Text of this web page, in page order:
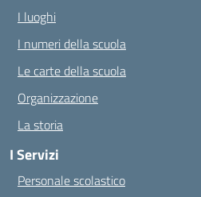
I luoghi
I numeri della scuola
Le carte della scuola
Organizzazione
La storia
I Servizi
Personale scolastico